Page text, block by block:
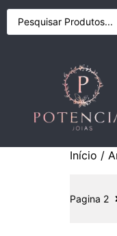
Início /
Pagina 2